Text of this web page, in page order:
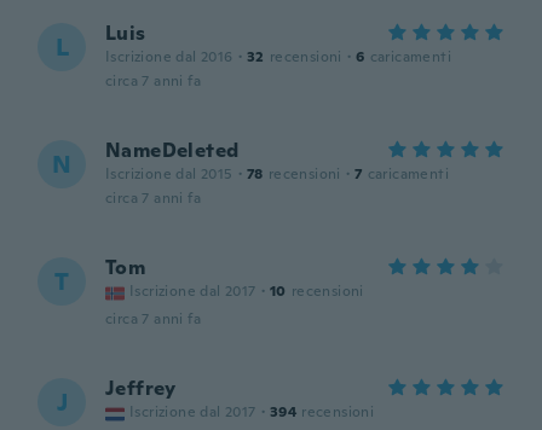
L Luis
Iscrizione dal 2016 · 32 recensioni · 6 caricamenti
circa 7 anni fa
N NameDeleted
Iscrizione dal 2015 · 78 recensioni · 7 caricamenti
circa 7 anni fa
T Tom
Iscrizione dal 2017 · 10 recensioni
circa 7 anni fa
J Jeffrey
Iscrizione dal 2017 · 394 recensioni